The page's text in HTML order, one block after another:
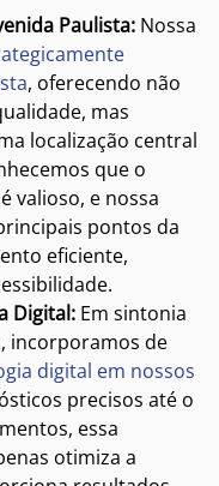
Paulista: Nossa
, oferecendo não
mas
localização central
que o
valioso, e nossa
pontos da
eficiente,
Digital: Em sintonia
incorporamos de
digital em nossos
precisos até o
essa
otimiza a